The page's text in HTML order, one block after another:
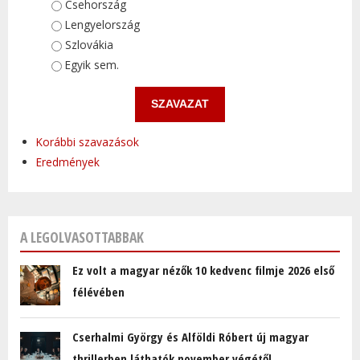
Választások
Csehország
Lengyelország
Szlovákia
Egyik sem.
Korábbi szavazások
Eredmények
A LEGOLVASOTTABBAK
Ez volt a magyar nézők 10 kedvenc filmje 2026 első
félévében
Cserhalmi György és Alföldi Róbert új magyar